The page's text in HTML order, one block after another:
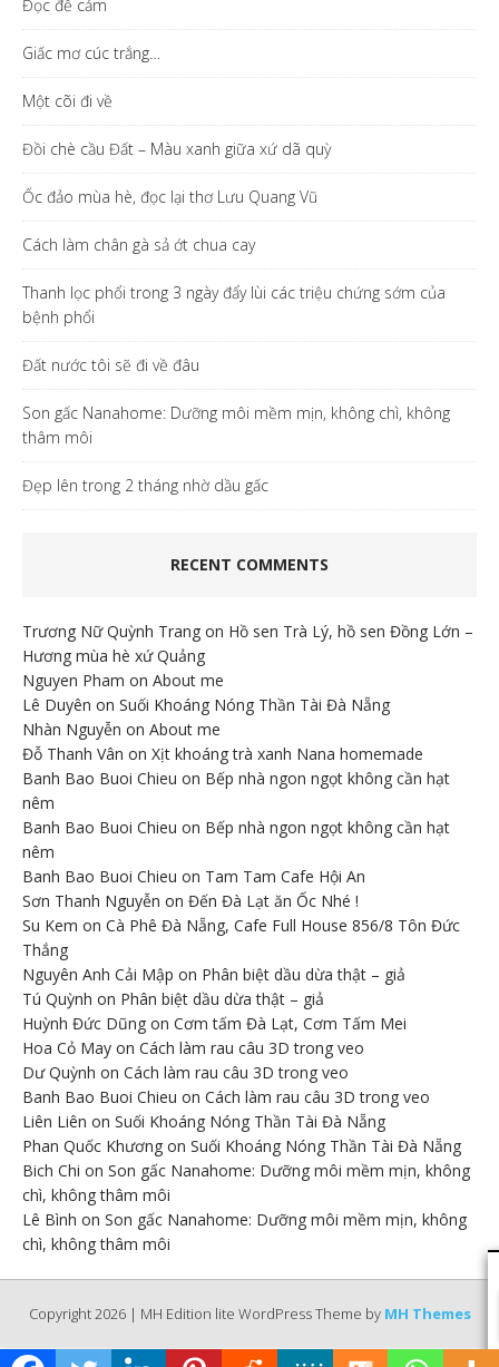
Đọc để cảm
Giấc mơ cúc trắng…
Một cõi đi về
Đồi chè cầu Đất – Màu xanh giữa xứ dã quỳ
Ốc đảo mùa hè, đọc lại thơ Lưu Quang Vũ
Cách làm chân gà sả ớt chua cay
Thanh lọc phổi trong 3 ngày đẩy lùi các triệu chứng sớm của
bệnh phổi
Đất nước tôi sẽ đi về đâu
Son gấc Nanahome: Dưỡng môi mềm mịn, không chì, không
thâm môi
Đẹp lên trong 2 tháng nhờ dầu gấc
RECENT COMMENTS
Trương Nữ Quỳnh Trang on Hồ sen Trà Lý, hồ sen Đồng Lớn –
Hương mùa hè xứ Quảng
Nguyen Pham on About me
Lê Duyên on Suối Khoáng Nóng Thần Tài Đà Nẵng
Nhàn Nguyễn on About me
Đỗ Thanh Vân on Xịt khoáng trà xanh Nana homemade
Banh Bao Buoi Chieu on Bếp nhà ngon ngọt không cần hạt
nêm
Banh Bao Buoi Chieu on Bếp nhà ngon ngọt không cần hạt
nêm
Banh Bao Buoi Chieu on Tam Tam Cafe Hội An
Sơn Thanh Nguyễn on Đến Đà Lạt ăn Ốc Nhé !
Su Kem on Cà Phê Đà Nẵng, Cafe Full House 856/8 Tôn Đức
Thắng
Nguyên Anh Cải Mập on Phân biệt dầu dừa thật – giả
Tú Quỳnh on Phân biệt dầu dừa thật – giả
Huỳnh Đức Dũng on Cơm tấm Đà Lạt, Cơm Tấm Mei
Hoa Cỏ May on Cách làm rau câu 3D trong veo
Dư Quỳnh on Cách làm rau câu 3D trong veo
Banh Bao Buoi Chieu on Cách làm rau câu 3D trong veo
Liên Liên on Suối Khoáng Nóng Thần Tài Đà Nẵng
Phan Quốc Khương on Suối Khoáng Nóng Thần Tài Đà Nẵng
Bich Chi on Son gấc Nanahome: Dưỡng môi mềm mịn, không
chì, không thâm môi
Lê Bình on Son gấc Nanahome: Dưỡng môi mềm mịn, không
chì, không thâm môi
Copyright 2026 | MH Edition lite WordPress Theme by MH Themes